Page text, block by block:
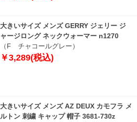
大きいサイズ メンズ GERRY ジェリー ジ
ャージロング ネックウォーマー n1270
（F チャコールグレー）
￥3,289(税込)
大きいサイズ メンズ AZ DEUX カモフラ メ
ルトン 刺繍 キャップ 帽子 3681-730z